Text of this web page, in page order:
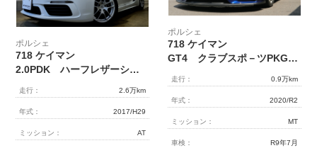
ポルシェ
718 ケイマン
2.0PDK ハーフレザーシート シートヒーター デジタルインナーミラー オートエアコン 電動格納ミラー PCMナビTV リアカメラ パークソナー
走行： 2.6万km
年式： 2017/H29
ミッション： AT
ポルシェ
718 ケイマン
GT4 クラブスポ－ツPKG MT 正規ディ－ラ－車
走行： 0.9万km
年式： 2020/R2
ミッション： MT
車検： R9年7月